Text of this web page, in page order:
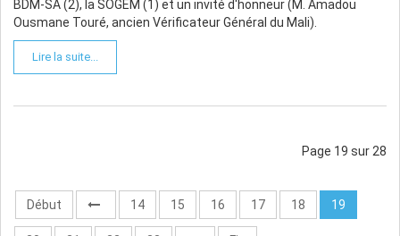
BDM-SA (2), la SOGEM (1) et un invité d'honneur (M. Amadou
Ousmane Touré, ancien Vérificateur Général du Mali).
Lire la suite...
Page 19 sur 28
Début 14 15 16 17 18 19